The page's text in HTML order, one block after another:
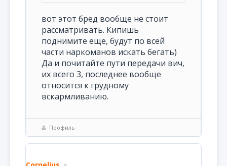
вот этот бред вообще не стоит
рассматривать. Кипишь
поднимите еще, будут по всей
части наркоманов искать бегать)
Да и почитайте пути передачи вич,
их всего 3, последнее вообще
относится к грудному
вскармливанию.
Профиль